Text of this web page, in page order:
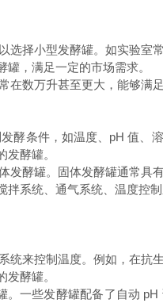
择小型发酵罐。如实验室
，满足一定的市场需求。
数万升甚至更大，能够满
酵条件，如温度、pH 值、
酵罐。
酵罐。固体发酵罐通常具
系统、通气系统、温度控
来控制温度。例如，在抗
酵罐。
一些发酵罐配备了自动